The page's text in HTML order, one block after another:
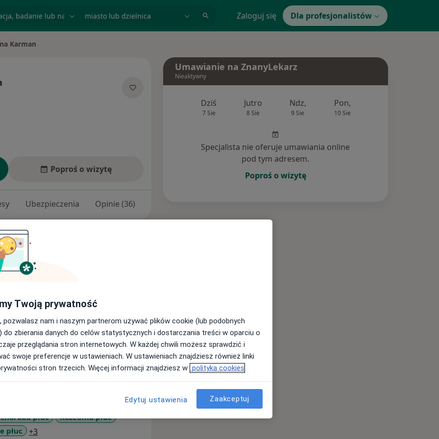
Zaloguj się Dla profesjonalistów
Karman
Poproś o wizytę
Ubezpieczenia Opinie (36)
Medycznego im. Karola
w Wielospecjalistycznym
Opiekuńczo-Leczniczym w
szkolenie specjalizacyjne z
tytuł specjalisty chorób płuc,
Centrum Pulmonologii i
Alergologii i Onkologii
Polskich, Polskiego
Respiratory Society (ERS).
kraju i za granicą szkoleniach i
wewnętrznych oraz chorób płuc,
płuc
Rozedma płuc
płuc +3
Umawianie na ZnanyLekarz
Nieaktywny
Dziś
7 Sie
Jutro
8 Sie
Ndz,
9 Sie
Pon,
10 Sie
Specjalista nie oferuje umawiania online
pod tym adresem.
Poproś o wizytę
Twoją prywatność
pozwalasz nam i naszym partnerom używać plików cookie (lub podobnych
do zbierania danych do celów statystycznych i dostarczania treści w oparciu o
przeglądania stron internetowych. W każdej chwili możesz sprawdzić i
swoje preferencje w ustawieniach. W ustawieniach znajdziesz również linki
stron trzecich. Więcej informacji znajdziesz w polityka cookies
Edytuj ustawienia Zaakceptuj